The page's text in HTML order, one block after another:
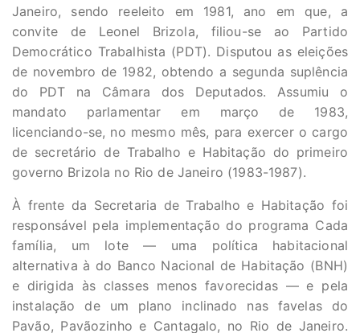
Janeiro, sendo reeleito em 1981, ano em que, a
convite de Leonel Brizola, filiou-se ao Partido
Democrático Trabalhista (PDT). Disputou as eleições
de novembro de 1982, obtendo a segunda suplência
do PDT na Câmara dos Deputados. Assumiu o
mandato parlamentar em março de 1983,
licenciando-se, no mesmo mês, para exercer o cargo
de secretário de Trabalho e Habitação do primeiro
governo Brizola no Rio de Janeiro (1983-1987).
À frente da Secretaria de Trabalho e Habitação foi
responsável pela implementação do programa Cada
família, um lote — uma política habitacional
alternativa à do Banco Nacional de Habitação (BNH)
e dirigida às classes menos favorecidas — e pela
instalação de um plano inclinado nas favelas do
Pavão, Pavãozinho e Cantagalo, no Rio de Janeiro.